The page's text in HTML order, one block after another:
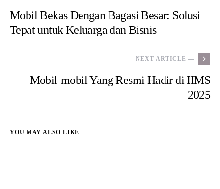
Mobil Bekas Dengan Bagasi Besar: Solusi
Tepat untuk Keluarga dan Bisnis
NEXT ARTICLE —
Mobil-mobil Yang Resmi Hadir di IIMS
2025
YOU MAY ALSO LIKE